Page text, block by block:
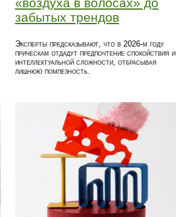
забытых трендов
Эксперты предсказывают, что в 2026‑м году
прическам отдадут предпочтение спокойствия и
интеллектуальной сложности, отбрасывая
лишнюю помпезность.